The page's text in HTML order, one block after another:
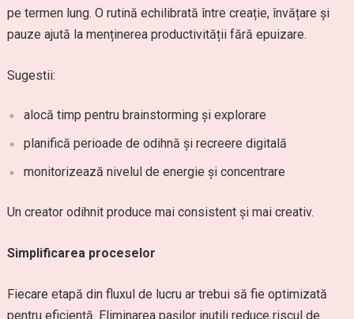
pe termen lung. O rutină echilibrată între creație, învățare și
pauze ajută la menținerea productivității fără epuizare.
Sugestii:
alocă timp pentru brainstorming și explorare
planifică perioade de odihnă și recreere digitală
monitorizează nivelul de energie și concentrare
Un creator odihnit produce mai consistent și mai creativ.
Simplificarea proceselor
Fiecare etapă din fluxul de lucru ar trebui să fie optimizată
pentru eficiență. Eliminarea pașilor inutili reduce riscul de